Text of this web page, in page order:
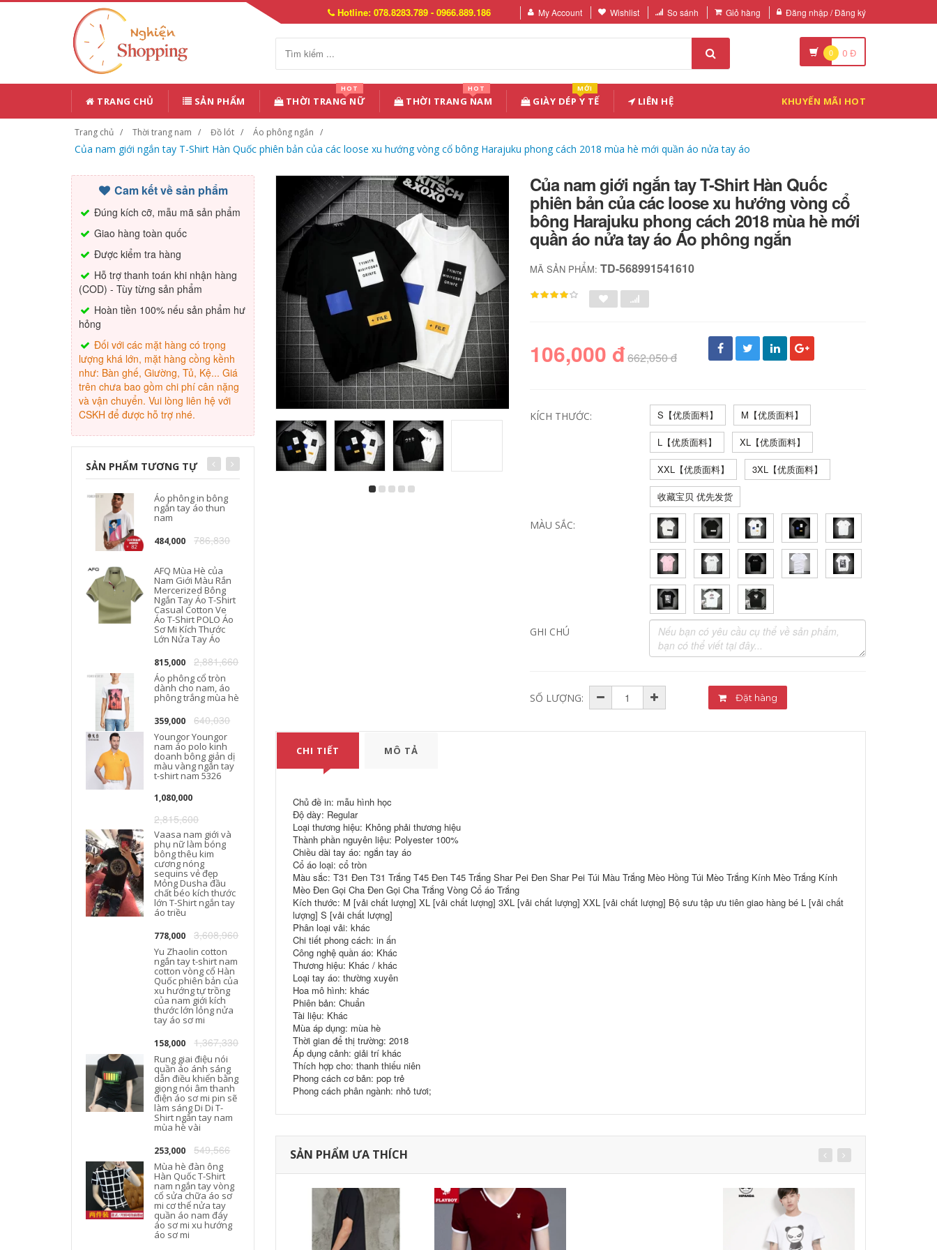
Hotline: 078.8283.789 - 0966.889.186 My Account Wishlist So sánh Giỏ hàng Đăng nhập / Đăng ký
0 0 Đ
TRANG CHỦ SẢN PHẨM THỜI TRANG NỮ
HOT
THỜI TRANG NAM
HOT
GIÀY DÉP Y TẾ
MỚI
LIÊN HỆ KHUYẾN MÃI HOT
Trang chủ Thời trang nam Đồ lót Áo phông ngắn
Của nam giới ngắn tay T-Shirt Hàn Quốc phiên bản của các loose xu hướng vòng cổ bông Harajuku phong cách 2018 mùa hè mới quần áo nửa tay áo
Cam kết về sản phẩm
Đúng kích cỡ, mẫu mã sản phẩm
Giao hàng toàn quốc
Được kiểm tra hàng
Hỗ trợ thanh toán khi nhận hàng
(COD) - Tùy từng sản phẩm
Hoàn tiền 100% nếu sản phẩm hư
hỏng
Đối với các mặt hàng có trọng
lượng khá lớn, mặt hàng cồng kềnh
như: Bàn ghế, Giường, Tủ, Kệ... Giá
trên chưa bao gồm chi phí cân nặng
và vận chuyển. Vui lòng liên hệ với
CSKH để được hỗ trợ nhé.
SẢN PHẨM TƯƠNG TỰ
Áo phông in bông
ngắn tay áo thun
nam
484,000 786,830
AFQ Mùa Hè của
Nam Giới Màu Rắn
Mercerized Bông
Ngắn Tay Áo T-Shirt
Casual Cotton Ve
Áo T-Shirt POLO Áo
Sơ Mi Kích Thước
Lớn Nửa Tay Áo
815,000 2,881,660
Áo phông cổ tròn
dành cho nam, áo
phông trắng mùa hè
359,000 640,030
Youngor Youngor
nam áo polo kinh
doanh bông giản dị
màu vàng ngắn tay
t-shirt nam 5326
1,080,000
2,815,600
Vaasa nam giới và
phụ nữ làm bóng
bông thêu kim
cương nóng
sequins vẻ đẹp
Mỏng Dusha đầu
chất béo kích thước
lớn T-Shirt ngắn tay
áo triều
778,000 3,608,960
Yu Zhaolin cotton
ngắn tay t-shirt nam
cotton vòng cổ Hàn
Quốc phiên bản của
xu hướng tự trồng
của nam giới kích
thước lớn lỏng nửa
tay áo sơ mi
158,000 1,367,330
Rung giai điệu nói
quần áo ánh sáng
dẫn điều khiển bằng
giọng nói âm thanh
điện áo sơ mi pin sẽ
làm sáng Di Di T-
Shirt ngắn tay nam
mùa hè vài
253,000 549,566
Mùa hè đàn ông
Hàn Quốc T-Shirt
nam ngắn tay vòng
cổ sửa chữa áo sơ
mi cơ thể nửa tay
quần áo nam đáy
áo sơ mi xu hướng
áo sơ mi
359,000 640,030
Áo thun nam ngắn
tay áo bông
VICUTU Nam Ngắn
Tay Áo Cotton Silk
Blend T-Shirt Kinh
Doanh Bình Thường
Ve Áo Màu Rắn Ve
Áo T-Shirt
1,733,000
7,666,600
Quần cotton nam
giới ngụy trang in áo
thun ngắn tay áo
Forever21
302,000 546,630
Tinh khiết trắng T-
Shirt nam giới và
phụ nữ ngắn tay
màu rắn t-shirt nửa
tay cotton trống cơ
sở quảng cáo áo
mùa xuân và mùa
hè mùa thu cổ tròn
60,000 324,780
Jiu Mu Wang Nam
Ngắn Tay Áo T-Shirt
Thoải Mái Slim
Nam Giới Rắn Màu
Ve Áo Polo áo sơ mi
Nửa tay áo trai tinh
khiết màu tinh khiết
trắng Hàn Quốc xu
hướng quần áo T-
Shirt mùa hè t-shirt
桖 sinh viên hoang
dã Slim ngắn tay áo
phần mùa hè lỏng
thanh oxy ngắn tay
t-shirt nam t-shirt
1,352,650
Bông Vòng Cổ T-
Shirt
243,000 506,260
niên cha kích thước
lớn băng lụa nam
màu rắn T-Shirt
510,000 2,881,660
Hồng Kông phong
cách văn học xu
Của nam giới ngắn tay T-Shirt Hàn Quốc
phiên bản của các loose xu hướng vòng cổ
bông Harajuku phong cách 2018 mùa hè mới
quần áo nửa tay áo Áo phông ngắn
MÃ SẢN PHẨM:TD-568991541610
106,000 đ662,050 đ
KÍCH THƯỚC: S【优质面料】 M【优质面料】
L【优质面料】 XL【优质面料】
XXL【优质面料】 3XL【优质面料】
收藏宝贝 优先发货
MÀU SẮC:
GHI CHÚ
SỐ LƯỢNG: Đặt hàng
CHI TIẾT MÔ TẢ
Chủ đề in: mẫu hình học
Độ dày: Regular
Loại thương hiệu: Không phải thương hiệu
Thành phần nguyên liệu: Polyester 100%
Chiều dài tay áo: ngắn tay áo
Cổ áo loại: cổ tròn
Màu sắc: T31 Đen T31 Trắng T45 Đen T45 Trắng Shar Pei Đen Shar Pei Túi Màu Trắng Mèo Hồng Túi Mèo Trắng Kính Mèo Trắng Kính
Mèo Đen Gọi Cha Đen Gọi Cha Trắng Vòng Cổ áo Trắng
Kích thước: M [vải chất lượng] XL [vải chất lượng] 3XL [vải chất lượng] XXL [vải chất lượng] Bộ sưu tập ưu tiên giao hàng bé L [vải chất
lượng] S [vải chất lượng]
Phân loại vải: khác
Chi tiết phong cách: in ấn
Công nghệ quần áo: Khác
Thương hiệu: Khác / khác
Loại tay áo: thường xuyên
Hoa mô hình: khác
Phiên bản: Chuẩn
Tài liệu: Khác
Mùa áp dụng: mùa hè
Thời gian để thị trường: 2018
Áp dụng cảnh: giải trí khác
Thích hợp cho: thanh thiếu niên
Phong cách cơ bản: pop trẻ
Phong cách phân ngành: nhỏ tươi;
SẢN PHẨM ƯA THÍCH